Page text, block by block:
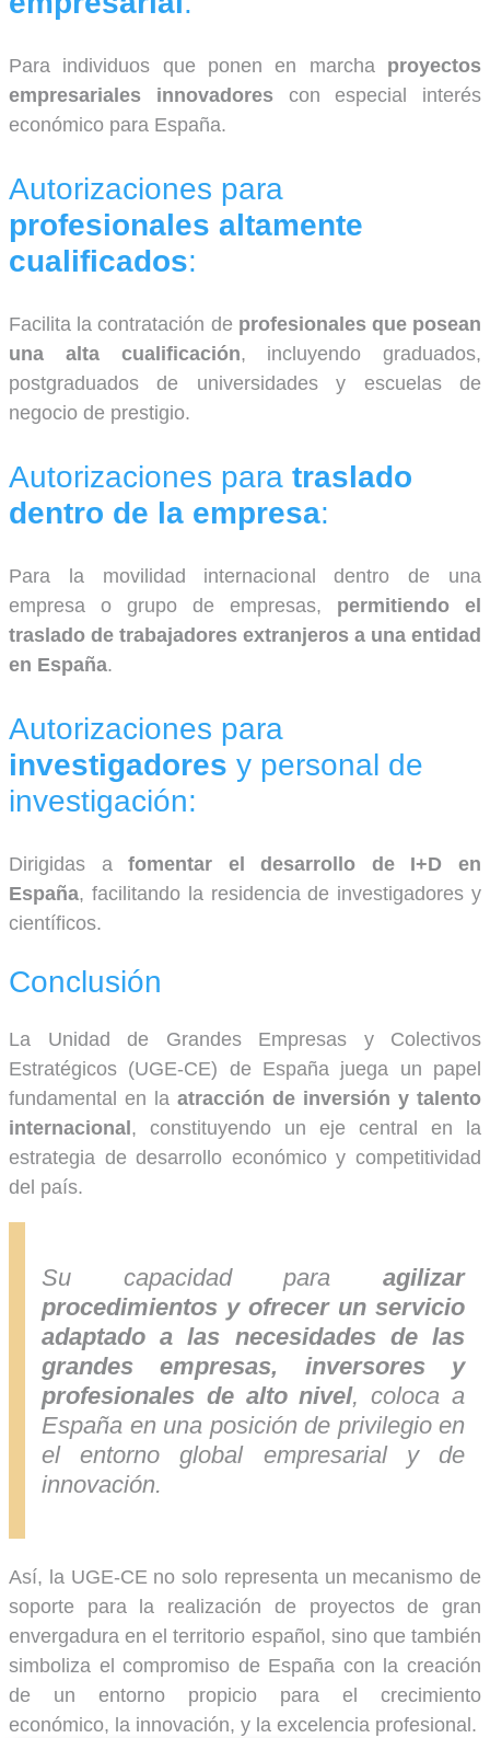
Para individuos que ponen en marcha proyectos
empresariales innovadores con especial interés
económico para España.
Autorizaciones para
profesionales altamente
cualificados:
Facilita la contratación de profesionales que posean
una alta cualificación, incluyendo graduados,
postgraduados de universidades y escuelas de
negocio de prestigio.
Autorizaciones para traslado
dentro de la empresa:
Para la movilidad internacional dentro de una
empresa o grupo de empresas, permitiendo el
traslado de trabajadores extranjeros a una entidad
en España.
Autorizaciones para
investigadores y personal de
investigación:
Dirigidas afomentar el desarrollo de I+D en
España, facilitando la residencia de investigadores y
científicos.
Conclusión
La Unidad de Grandes Empresas y Colectivos
Estratégicos (UGE-CE) de España juega un papel
fundamental en la atracción de inversión y talento
internacional, constituyendo un eje central en la
estrategia de desarrollo económico y competitividad
del país.
Su capacidad para agilizar
procedimientos y ofrecer un servicio
adaptado a las necesidades de las
grandes empresas, inversores y
profesionales de alto nivel, coloca a
España en una posición de privilegio en
el entorno global empresarial y de
innovación.
Así, la UGE-CE no solo representa un mecanismo de
soporte para la realización de proyectos de gran
envergadura en el territorio español, sino que también
simboliza el compromiso de España con la creación
de un entorno propicio para el crecimiento
económico, la innovación, y la excelencia profesional.